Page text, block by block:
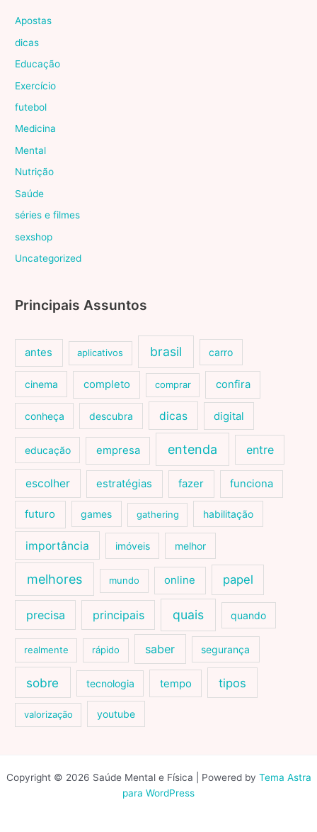
Apostas
dicas
Educação
Exercício
futebol
Medicina
Mental
Nutrição
Saúde
séries e filmes
sexshop
Uncategorized
Principais Assuntos
antes aplicativos brasil carro
cinema completo comprar confira
conheça descubra dicas digital
educação empresa entenda entre
escolher estratégias fazer funciona
futuro games gathering habilitação
importância imóveis melhor
melhores mundo online papel
precisa principais quais quando
realmente rápido saber segurança
sobre tecnologia tempo tipos
valorização youtube
Copyright © 2026 Saúde Mental e Física | Powered by Tema Astra
para WordPress